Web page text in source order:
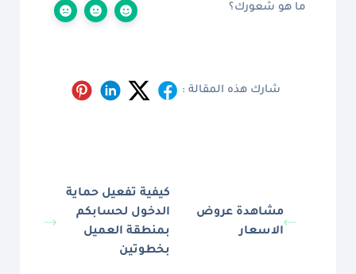
ما هو شعورك؟
شارك هذه المقالة :
مشاهدة عروض
الاسعار
كيفية تفعيل حماية
الدخول لحسابكم
بمنطقة العميل
بخطوتين